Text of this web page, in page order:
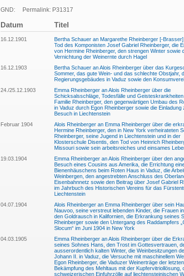
GND: Permalink: P31317
Datum Titel
16.12.1901
Bertha Schauer an Margarethe Rheinberger [-
Tod des Komponisten Josef Gabriel Rheinberger, die
von Hermine Rheinberger, den strengen Winter sowie
Vernichtung der Weinernte durch Hagel
16.12.1903
Bertha Schauer an Alois Rheinberger über das
Sommer, das gute Wein- und das schlechte Obstjahr,
Regierungsgebäudes in Vaduz sowie den
24./25.12.1903
Emma Rheinberger an Alois Rheinberger über die
Schicksalsschläge, Todesfälle und
Familie Rheinberger, den gegenwärtigen Umbau des
in Vaduz durch Egon Rheinberger sowie die Einladung
Besuch in Liechtenstein
Februar 1904
Alois Rheinberger an Emma Rheinberger über die
Hermine Rheinberger, den in New York verheirateten
Rheinberger, seine Jugend in Liechtenstein und in der
Klosterschule Disentis, den Tod von Heinrich
Missouri sowie sein arbeitsreiches und einsames
19.03.1904
Emma Rheinberger an Alois Rheinberger über den
Besuch eines Cousins aus Amerika, die Errichtung
Bienenhäuschens beim Roten Haus in Vaduz, die
Weinbergen, den angestrebten Anschluss des
Eisenbahnnetz sowie den Beitrag über Josef Gabriel
im Jahrbuch des Historischen Vereins für das
Liechtenstein
04.07.1904
Alois Rheinberger an Emma Rheinberger über sein
Nauvoo, seine verstreut lebenden Kinder, die Frauen in
den Goldrausch in Kalifornien, die Erkrankung seines
Rheinberger sowie den Untergang des Raddampfers
Slocum“ im Juni 1904 in New York
04.03.1905
Emma Rheinberger an Alois Rheinberger über die
seines Sohnes Hans, den Trost im Gottesvertrauen,
ausserordentlich kalten Winter, die Weinbesitzungen
Johann II. in Vaduz, die Versuche mit maschinellem
Egon Rheinberger, die Vaduzer Weinerträge der
Bekämpfung des Mehltaus mit der Kupfervitriollösung,
schweizerischen Einfuhrzölle auf liechtensteinischen